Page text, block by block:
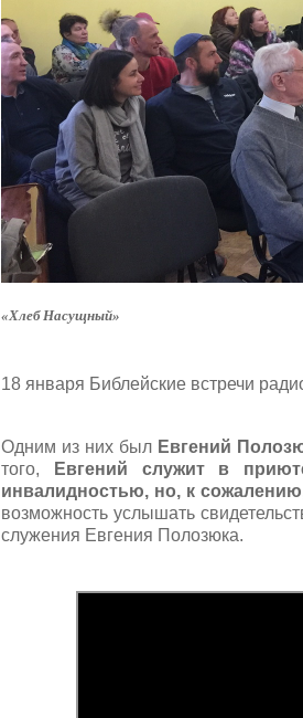
«Хлеб Насущный»
18 января Библейские встречи
Одним из них был Евгений
того,
Евгений служит в
инвалидностью, но, к
возможность услышать
служения Евгения Полозюка.